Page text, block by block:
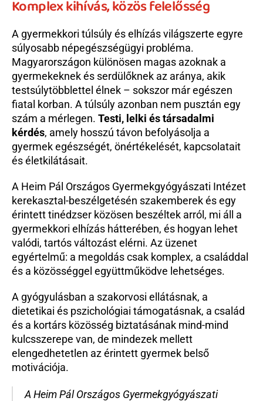
Telephelyek
Anyatejgyűjtő
Adományozás
Betegellátás
Beutaló kódok
Intézet
Szülőknek
Gyerekeknek
HEIM Akadémia
Karrier
Komplex kihívás, közös felelősség
A gyermekkori túlsúly és elhízás világszerte egyre
súlyosabb népegészségügyi probléma.
Magyarországon különösen magas azoknak a
gyermekeknek és serdülőknek az aránya, akik
testsúlytöbblettel élnek – sokszor már egészen
fiatal korban. A túlsúly azonban nem pusztán egy
szám a mérlegen. Testi, lelki és társadalmi
kérdés, amely hosszú távon befolyásolja a
gyermek egészségét, önértékelését, kapcsolatait
és életkilátásait.
A Heim Pál Országos Gyermekgyógyászati Intézet
kerekasztal-beszélgetésén szakemberek és egy
érintett tinédzser közösen beszéltek arról, mi áll a
gyermekkori elhízás hátterében, és hogyan lehet
valódi, tartós változást elérni. Az üzenet
egyértelmű: a megoldás csak komplex, a családdal
és a közösséggel együttműködve lehetséges.
A gyógyulásban a szakorvosi ellátásnak, a
dietetikai és pszichológiai támogatásnak, a család
és a kortárs közösség biztatásának mind-mind
kulcsszerepe van, de mindezek mellett
elengedhetetlen az érintett gyermek belső
motivációja.
A Heim Pál Országos Gyermekgyógyászati